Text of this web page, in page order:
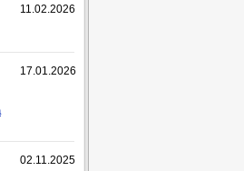
11.02.2026
17.01.2026
02.11.2025